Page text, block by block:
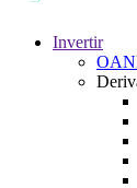
Invertir